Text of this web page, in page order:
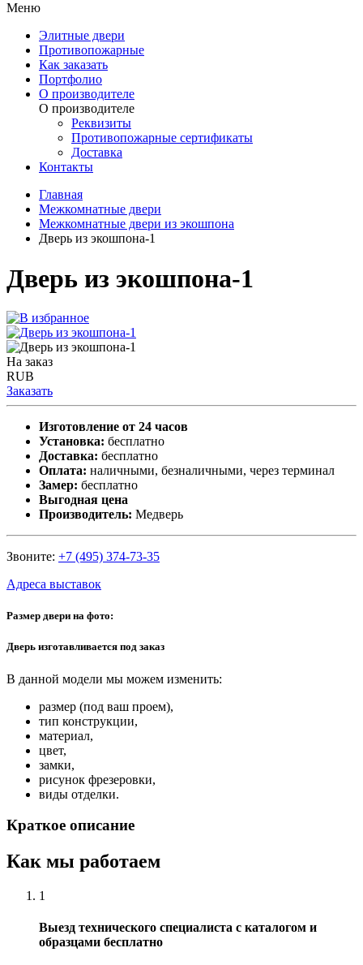
Меню
Элитные двери
Противопожарные
Как заказать
Портфолио
О производителе
О производителе
Реквизиты
Противопожарные сертификаты
Доставка
Контакты
Главная
Межкомнатные двери
Межкомнатные двери из экошпона
Дверь из экошпона-1
Дверь из экошпона-1
На заказ
RUB
Заказать
Изготовление от 24 часов
Установка: бесплатно
Доставка: бесплатно
Оплата: наличными, безналичными, через терминал
Замер: бесплатно
Выгодная цена
Производитель: Медверь
Звоните: +7 (495) 374-73-35
Адреса выставок
Размер двери на фото:
Дверь изготавливается под заказ
В данной модели мы можем изменить:
размер (под ваш проем),
тип конструкции,
материал,
цвет,
замки,
рисунок фрезеровки,
виды отделки.
Краткое описание
Как мы работаем
1
Выезд технического специалиста с каталогом и
образцами бесплатно